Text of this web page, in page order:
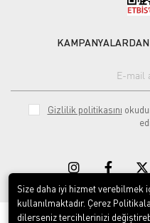
Gizlilik politikasını
© 2020Rekor
Size daha iyi hizmet
kullanılmaktadır. Çerez
dilerseniz tercihlerinizi